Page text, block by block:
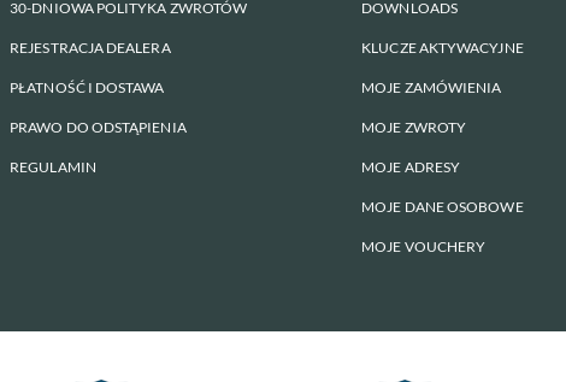
30-DNIOWA POLITYKA ZWROTÓW
REJESTRACJA DEALERA
PŁATNOŚĆ I DOSTAWA
PRAWO DO ODSTĄPIENIA
REGULAMIN
DOWNLOADS
KLUCZE AKTYWACYJNE
MOJE ZAMÓWIENIA
MOJE ZWROTY
MOJE ADRESY
MOJE DANE OSOBOWE
MOJE VOUCHERY